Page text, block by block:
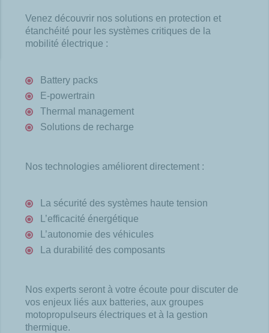
Venez découvrir nos solutions en protection et
étanchéité pour les systèmes critiques de la
mobilité électrique :
Battery packs
E-powertrain
Thermal management
Solutions de recharge
Nos technologies améliorent directement :
La sécurité des systèmes haute tension
L’efficacité énergétique
L’autonomie des véhicules
La durabilité des composants
Nos experts seront à votre écoute pour discuter de
vos enjeux liés aux batteries, aux groupes
motopropulseurs électriques et à la gestion
thermique.